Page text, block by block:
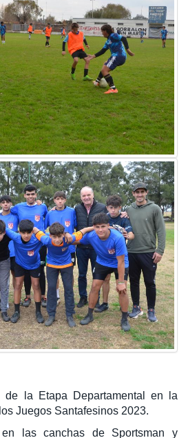
la Etapa Departamental en la
Juegos Santafesinos 2023.
las canchas de Sportsman y